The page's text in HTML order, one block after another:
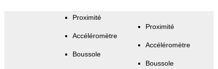
Proximité
Accéléromètre
Boussole
Proximité
Accéléromètre
Boussole